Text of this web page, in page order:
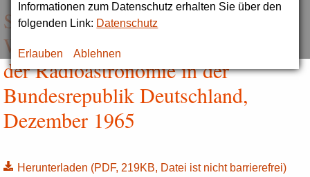
Informationen zum Datenschutz erhalten Sie über den
folgenden Link: Datenschutz
Erlauben Ablehnen
Stellungnahme des
Wissenschaftsrates zur Förderung
der Radioastronomie in der
Bundesrepublik Deutschland,
Dezember 1965
Herunterladen (PDF, 219KB, Datei ist nicht barrierefrei)